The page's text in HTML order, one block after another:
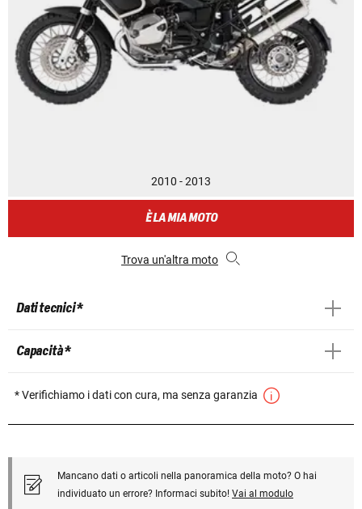
2010 - 2013
È LA MIA MOTO
Trova un'altra moto
Dati tecnici *
Capacità *
* Verifichiamo i dati con cura, ma senza garanzia
Mancano dati o articoli nella panoramica della moto? O hai
individuato un errore? Informaci subito! Vai al modulo